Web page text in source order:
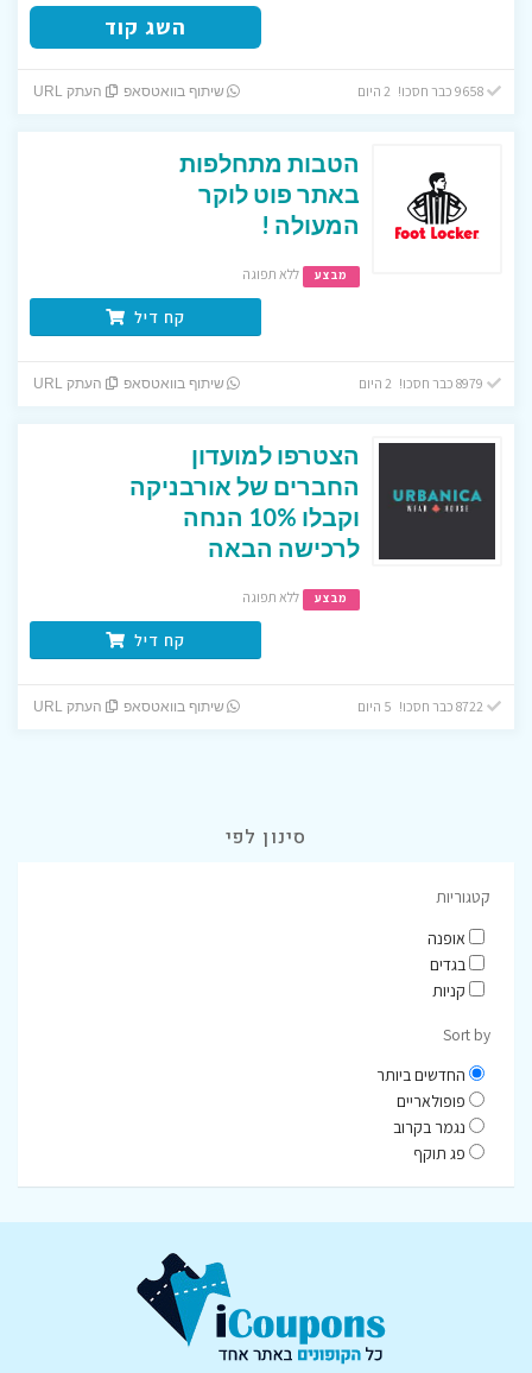
השג קוד
9658 כבר חסכו! 2 היום שיתוף בוואטסאפ העתק URL
הטבות מתחלפות
באתר פוט לוקר
המעולה !
מבצע ללא תפוגה
קח דיל
שיתוף בוואטסאפ העתק URL
הצטרפו למועדון
החברים של אורבניקה
וקבלו 10% הנחה
לרכישה הבאה
מבצע ללא תפוגה
קח דיל
8722 כבר חסכו! 5 היום שיתוף בוואטסאפ העתק URL
סינון לפי
קטגוריות
אופנה
בגדים
קניות
Sort by
החדשים ביותר
פופולאריים
נגמר בקרוב
פג תוקף